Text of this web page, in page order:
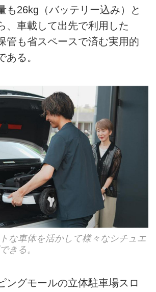
も26kg（バッテリー込み）と
、車載して出先で利用した
管も省スペースで済む実用的
ある。
な車体を活かして様々なシチュエ
きる。
ングモールの立体駐車場スロ